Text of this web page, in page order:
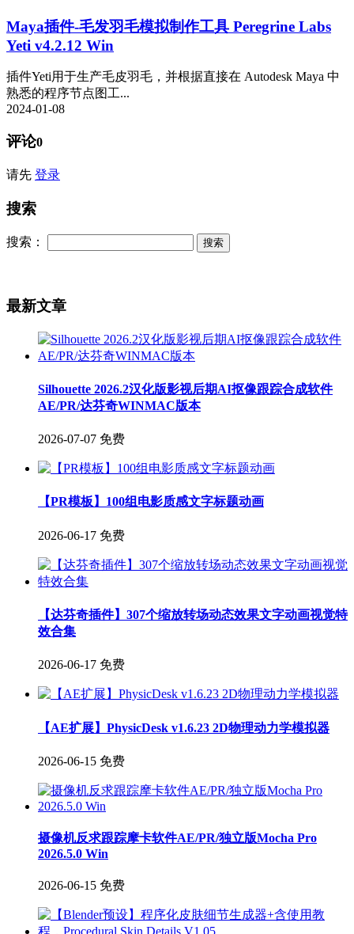
Maya插件-毛发羽毛模拟制作工具 Peregrine Labs
Yeti v4.2.12 Win
插件Yeti用于生产毛皮羽毛，并根据直接在 Autodesk Maya 中
熟悉的程序节点图工...
2024-01-08
评论0
请先 登录
搜索
搜索：
最新文章
Silhouette 2026.2汉化版影视后期AI抠像跟踪合成软件
AE/PR/达芬奇WINMAC版本
2026-07-07 免费
【PR模板】100组电影质感文字标题动画
2026-06-17 免费
【达芬奇插件】307个缩放转场动态效果文字动画视觉特
效合集
2026-06-17 免费
【AE扩展】PhysicDesk v1.6.23 2D物理动力学模拟器
2026-06-15 免费
摄像机反求跟踪摩卡软件AE/PR/独立版Mocha Pro
2026.5.0 Win
2026-06-15 免费